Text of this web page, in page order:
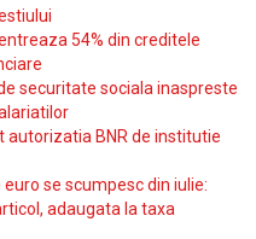
54% din creditele
securitate sociala inaspreste
autorizatia BNR de institutie
se scumpesc din iulie:
adaugata la taxa